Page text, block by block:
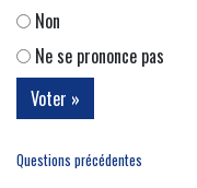
Non
Ne se prononce pas
Questions précédentes